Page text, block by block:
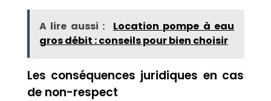
A lire aussi :
Location pompe à eau
gros débit : conseils pour bien choisir
Les conséquences juridiques en cas
de non-respect